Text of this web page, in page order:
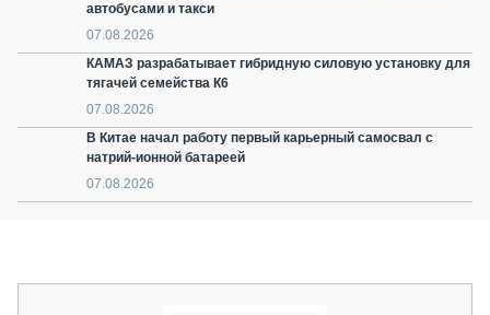
автобусами и такси
07.08.2026
КАМАЗ разрабатывает гибридную силовую установку для
тягачей семейства К6
07.08.2026
В Китае начал работу первый карьерный самосвал с
натрий-ионной батареей
07.08.2026